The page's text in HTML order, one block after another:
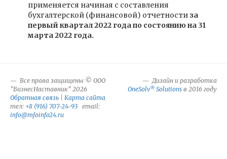
применяется начиная с составления
бухгалтерской (финансовой) отчетности за
первый квартал 2022 года по состоянию на 31
марта 2022 года.
Все права защищены © ООО
"БизнесНаставник" 2026
Обратная связь
Карта сайта
тел: +8 (916) 707-24-93 email:
info@mfoinfo24.ru
Дизайн и разработка
OneSolv® Solutions в 2016 году